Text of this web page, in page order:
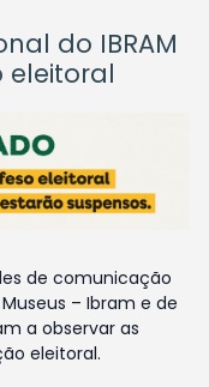
do IBRAM
eleitoral
de comunicação
– Ibram e de
a observar as
eleitoral.